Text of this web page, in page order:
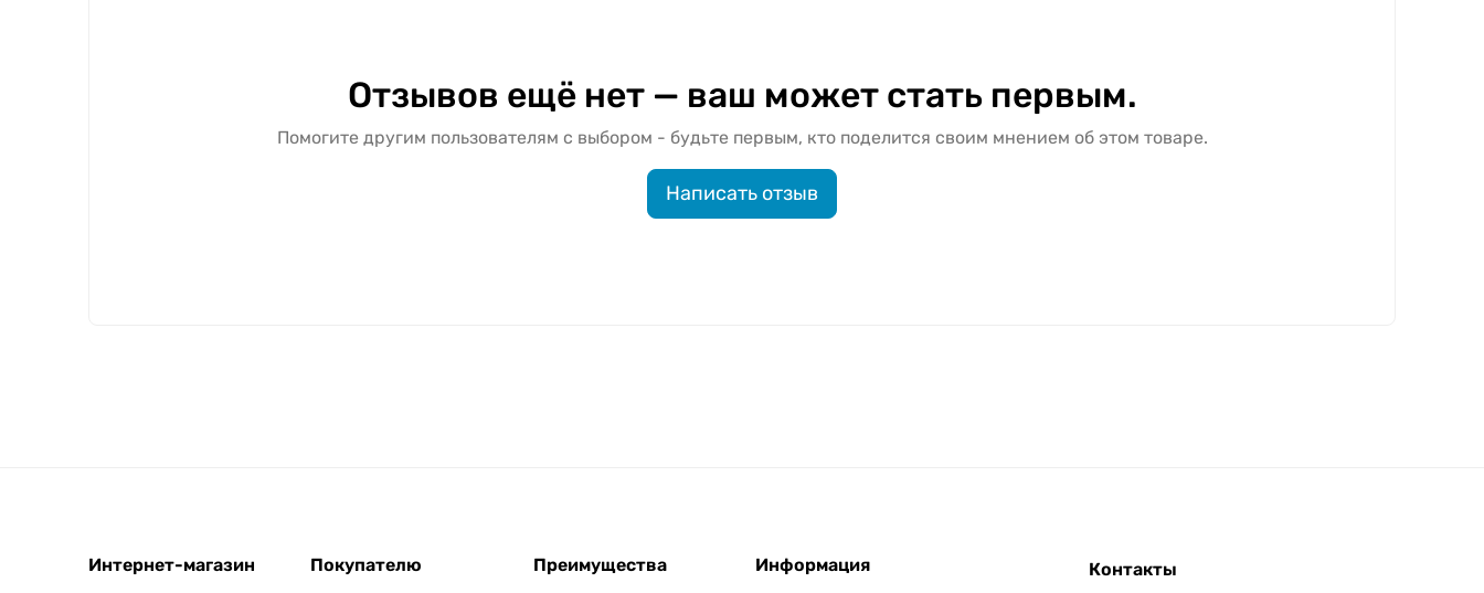
Отзывов ещё нет — ваш может стать первым.
Помогите другим пользователям с выбором - будьте первым, кто поделится своим мнением об этом товаре.
Написать отзыв
Интернет-магазин
Покупателю
Преимущества
Информация
Контакты